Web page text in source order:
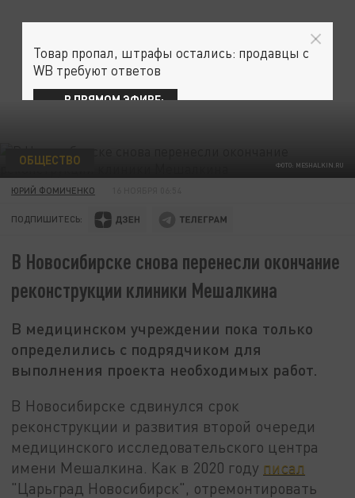
ФОТО: MESHALKIN.RU
ОБЩЕСТВО
ЮРИЙ ФОМИЧЕНКО
ПОДПИШИТЕСЬ:
В Новосибирске снова перенесли окончание
реконструкции клиники Мешалкина
В медицинском учреждении пока только
определились с подрядчиком для
выполнения проекта необходимых работ.
В Новосибирске сдвинулся срок
реконструкции и развития второй очереди
медицинского исследовательского центра
имени Мешалкина. Как в 2020 году писал
"Царьград Новосибирск", отремонтировать
Товар пропал, штрафы остались: продавцы с
WB требуют ответов
В ПРЯМОМ ЭФИРЕ: